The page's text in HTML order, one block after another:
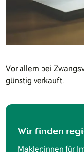
Vor allem bei
günstig verkauft.
Wir finden
Makler:innen für